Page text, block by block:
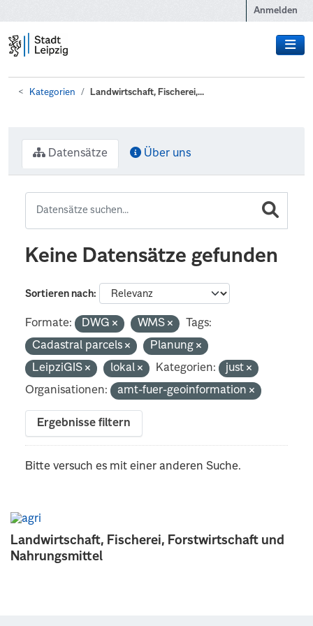
Anmelden
Kategorien Landwirtschaft, Fischerei,...
Landwirtschaft, Fischerei, Forstwirtschaft und
Nahrungsmittel
Datensätze Über uns
Keine Datensätze gefunden
Sortieren nach
Formate: DWG WMS
Tags:
Cadastral parcels
Planung
LeipziGIS
lokal Kategorien:
just
Organisationen:
amt-fuer-geoinformation
Ergebnisse filtern
Bitte versuch es mit einer anderen Suche.